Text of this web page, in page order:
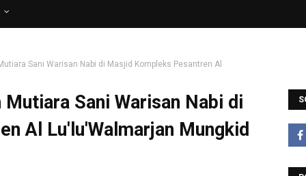
Sani Warisan Nabi di Masjid Kompleks Pesantren Al
Sani Warisan Nabi di
Al Lu'lu'Walmarjan Mungkid